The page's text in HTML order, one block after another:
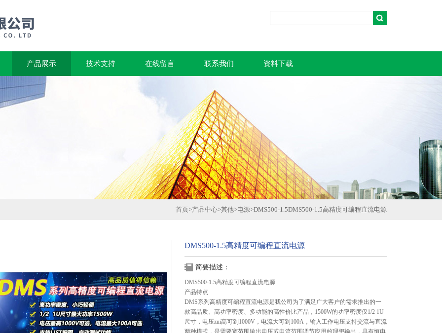
产品展示 技术支持 在线留言 联系我们 资料下载
首页>产品中心>其他>电源>DMS500-1.5DMS500-1.5高精度可编程直流电源
DMS500-1.5高精度可编程直流电源
简要描述：
DMS500-1.5高精度可编程直流电源
产品特点
DMS系列高精度可编程直流电源是我公司为了满足广大客户的需求推出的一
款高品质、高功率密度、多功能的高性价比产品，1500W的功率密度仅1/2 1U
尺寸，电压zui高可到1000V，电流大可到100A，输入工作电压支持交流与直流
两种模式，是需要宽范围输出电压或电流范围调节应用的理想输出，具有恒电